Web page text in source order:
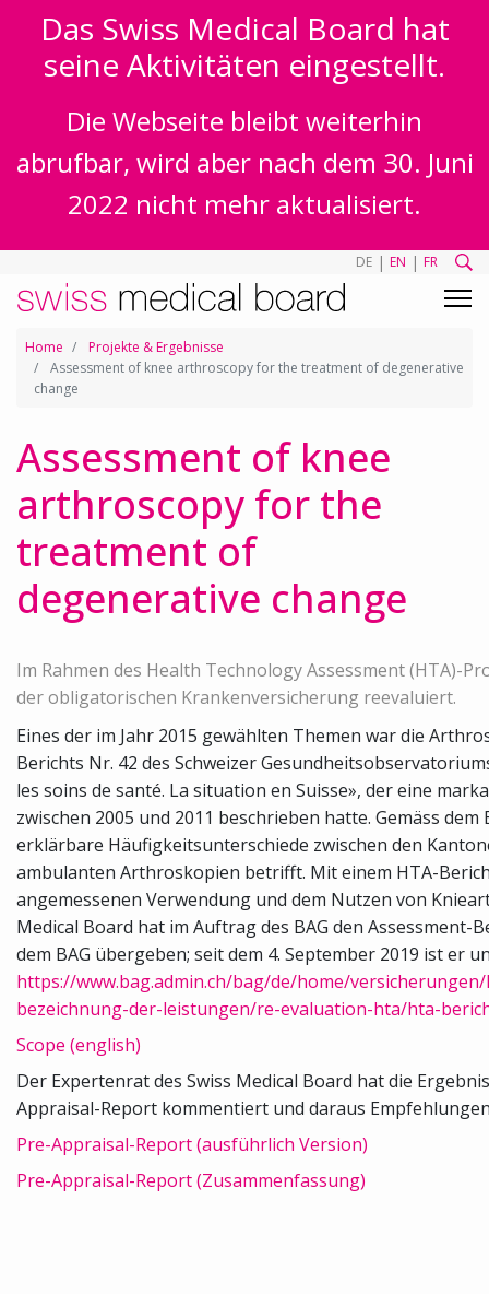
Das Swiss Medical Board hat
seine Aktivitäten eingestellt.
Die Webseite bleibt weiterhin
abrufbar, wird aber nach dem 30. Juni
2022 nicht mehr aktualisiert.
DE | EN | FR
Home
Projekte & Ergebnisse
Assessment of knee arthroscopy for the treatment of degenerative
change
Assessment of knee
arthroscopy for the
treatment of
degenerative change
Im Rahmen des Health Technology Assessment (HTA)-
der obligatorischen Krankenversicherung reevaluiert.
Eines der im Jahr 2015 gewählten Themen war die
Berichts Nr. 42 des Schweizer
les soins de santé. La situation en Suisse», der eine
zwischen 2005 und 2011 beschrieben hatte. Gemäss
erklärbare Häufigkeitsunterschiede zwischen den
ambulanten Arthroskopien betrifft. Mit einem HTA-
angemessenen Verwendung und dem Nutzen von
Medical Board hat im Auftrag des BAG den
dem BAG übergeben; seit dem 4. September 2019 ist er
https://www.bag.admin.ch/bag/de/home/
bezeichnung-der-leistungen/re-evaluation-hta/hta-
Scope (english)
Der Expertenrat des Swiss Medical Board hat die
Appraisal-Report kommentiert und daraus
Pre-Appraisal-Report (ausführlich Version)
Pre-Appraisal-Report (Zusammenfassung)